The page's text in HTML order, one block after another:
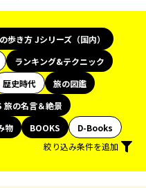
歩き方 Jシリーズ（国内）
ランキング&テクニック
歴史時代
旅の図鑑
旅の名言＆絶景
物 BOOKS
D-Books
絞り込み条件を追加